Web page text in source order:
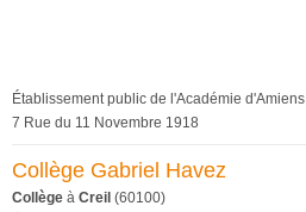
Établissement public de l'Académie d'Amiens
7 Rue du 11 Novembre 1918
Collège Gabriel Havez
Collège à Creil (60100)